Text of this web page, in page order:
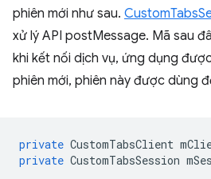
phiên mới như sau.
xử lý API postMessage. Mã sau
khi kết nối dịch vụ, ứng dụng
phiên mới, phiên này được dùng
private CustomTabsClient
private CustomTabsSession